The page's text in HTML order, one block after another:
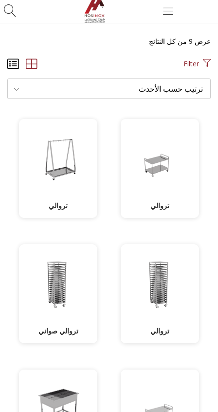
عرض ⁦9⁩ من كل النتائج
Filter
ترتيب حسب الأحدث
تروالي تروالي
تروالي تروالي صواني